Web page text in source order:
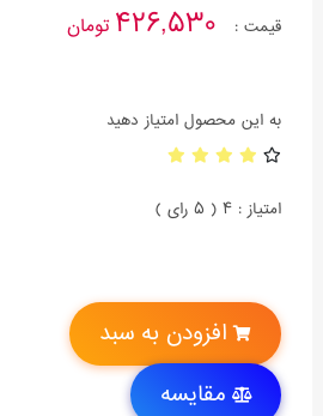
قیمت : 426,530 تومان
به این محصول امتیاز دهید
امتیاز : 4 ( 5 رای )
افزودن به سبد
مقایسه